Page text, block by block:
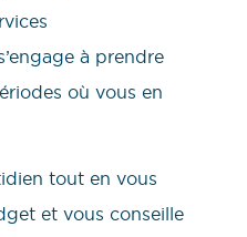
à prendre
où vous en
tout en vous
et vous conseille